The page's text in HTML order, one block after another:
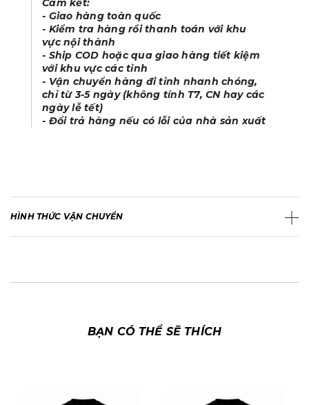
Cam kết:
- Giao hàng toàn quốc
- Kiểm tra hàng rồi thanh toán với khu
vực nội thành
- Ship COD hoặc qua giao hàng tiết kiệm
với khu vực các tỉnh
- Vận chuyển hàng đi tỉnh nhanh chóng,
chỉ từ 3-5 ngày (không tính T7, CN hay các
ngày lễ tết)
- Đổi trả hàng nếu có lỗi của nhà sản xuất
HÌNH THỨC VẬN CHUYỂN
BẠN CÓ THỂ SẼ THÍCH